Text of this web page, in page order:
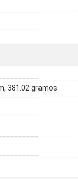
381.02 gramos